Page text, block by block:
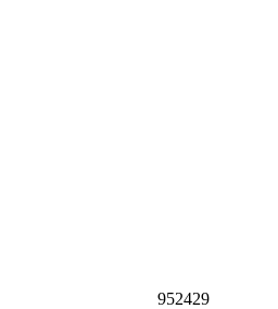
952429